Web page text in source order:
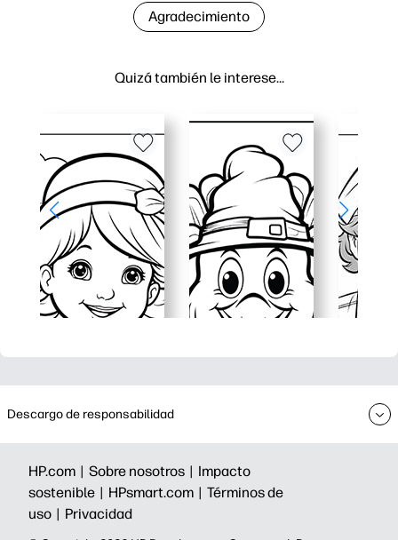
Quizá también le interese…
Agradecimiento
Descargo de responsabilidad
HP.com | Sobre nosotros | Impacto
sostenible | HPsmart.com | Términos de
uso | Privacidad